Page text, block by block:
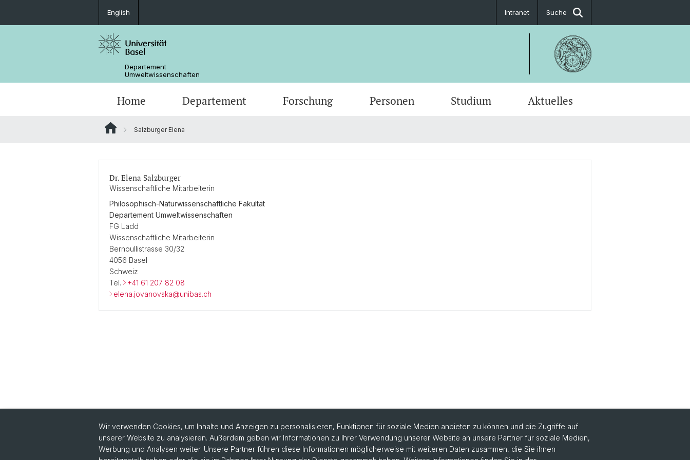
English Intranet Suche
Departement
Umweltwissenschaften
Home Departement Forschung Personen Studium Aktuelles
Salzburger Elena
Dr. Elena Salzburger
Wissenschaftliche Mitarbeiterin
Philosophisch-Naturwissenschaftliche Fakultät
Departement Umweltwissenschaften
FG Ladd
Wissenschaftliche Mitarbeiterin
Bernoullistrasse 30/32
4056 Basel
Schweiz
Tel.
+41 61 207 82 08
elena.jovanovska@unibas.ch
Quick Links Social Media
Wir verwenden Cookies, um Inhalte und Anzeigen zu personalisieren, Funktionen für soziale Medien anbieten zu können und die Zugriffe auf
unserer Website zu analysieren. Außerdem geben wir Informationen zu Ihrer Verwendung unserer Website an unsere Partner für soziale Medien,
Werbung und Analysen weiter. Unsere Partner führen diese Informationen möglicherweise mit weiteren Daten zusammen, die Sie ihnen